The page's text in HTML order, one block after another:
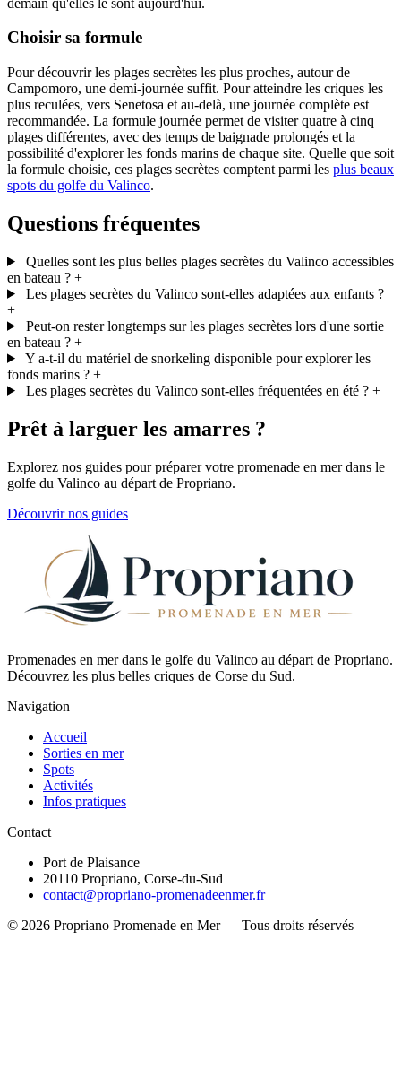
Choisir sa formule
Pour découvrir les plages secrètes les plus proches, autour de
Campomoro, une demi-journée suffit. Pour atteindre les criques les
plus reculées, vers Senetosa et au-delà, une journée complète est
recommandée. La formule journée permet de visiter quatre à cinq
plages différentes, avec des temps de baignade prolongés et la
possibilité d'explorer les fonds marins de chaque site. Quelle que soit
la formule choisie, ces plages secrètes comptent parmi les plus beaux
spots du golfe du Valinco.
Questions fréquentes
Quelles sont les plus belles plages secrètes du Valinco accessibles
en bateau ? +
Les plages secrètes du Valinco sont-elles adaptées aux enfants ?
+
Peut-on rester longtemps sur les plages secrètes lors d'une sortie
en bateau ? +
Y a-t-il du matériel de snorkeling disponible pour explorer les
fonds marins ? +
Les plages secrètes du Valinco sont-elles fréquentées en été ? +
Prêt à larguer les amarres ?
Explorez nos guides pour préparer votre promenade en mer dans le
golfe du Valinco au départ de Propriano.
Découvrir nos guides
Promenades en mer dans le golfe du Valinco au départ de Propriano.
Découvrez les plus belles criques de Corse du Sud.
Navigation
Accueil
Sorties en mer
Spots
Activités
Infos pratiques
Contact
Port de Plaisance
20110 Propriano, Corse-du-Sud
contact@propriano-promenadeenmer.fr
© 2026 Propriano Promenade en Mer — Tous droits réservés